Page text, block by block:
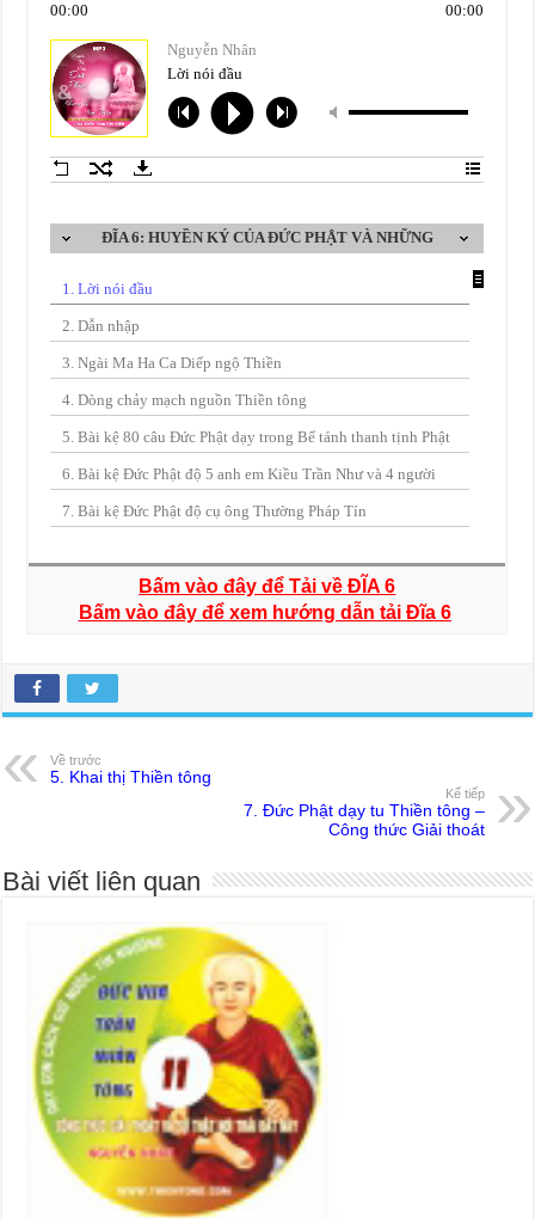
Bấm vào đây để Tải về ĐĨA 6
Bấm vào đây để xem hướng dẫn tải Đĩa 6
Về trước
5. Khai thị Thiền tông
Kế tiếp
7. Đức Phật dạy tu Thiền tông –
Công thức Giải thoát
Bài viết liên quan